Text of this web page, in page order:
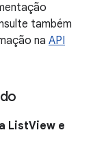
também
na API
ListView e